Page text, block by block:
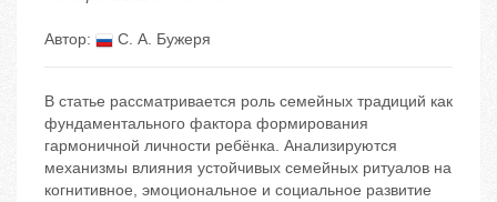
Автор: С. А. Бужеря
В статье рассматривается роль семейных традиций как
фундаментального фактора формирования
гармоничной личности ребёнка. Анализируются
механизмы влияния устойчивых семейных ритуалов на
когнитивное, эмоциональное и социальное развитие